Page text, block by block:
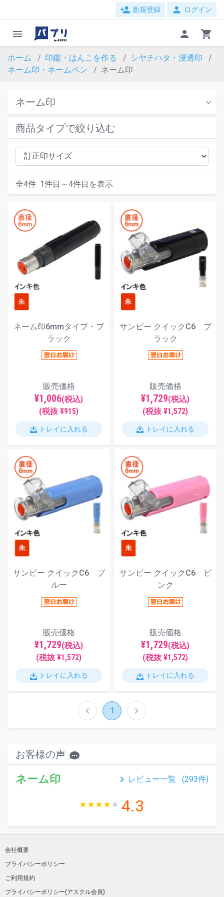
person_add 新規登録 person ログイン
menu person shopping_cart
ホーム 印鑑・はんこを作る
シヤチハタ・浸透印
ネーム印・ネームペン
ネーム印
ネーム印
商品タイプで絞り込む
全4件 1件目～4件目を表示
ネーム印6mmタイプ・ブ
ラック
販売価格
¥1,006(税込)
(税抜 ¥915)
トレイに入れる
サンビー クイックC6 ブ
ラック
販売価格
¥1,729(税込)
(税抜 ¥1,572)
トレイに入れる
サンビー クイックC6 ブ
ルー
販売価格
¥1,729(税込)
(税抜 ¥1,572)
トレイに入れる
サンビー クイックC6 ピ
ンク
販売価格
¥1,729(税込)
(税抜 ¥1,572)
トレイに入れる
chevron_left 1 chevron_right
お客様の声
ネーム印 keyboard_arrow_right レビュー一覧 (293件)
4.3
会社概要
プライバシーポリシー
ご利用規約
プライバシーポリシー(アスクル会員)